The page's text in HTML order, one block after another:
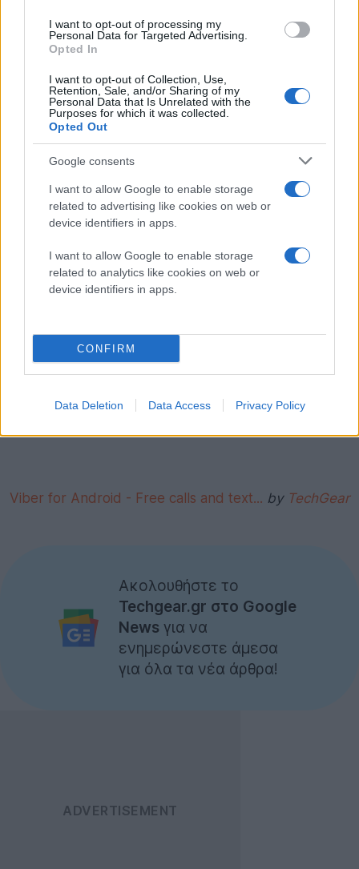
I want to opt-out of processing my
Personal Data for Targeted Advertising.
Opted In
I want to opt-out of Collection, Use,
Retention, Sale, and/or Sharing of my
Personal Data that Is Unrelated with the
Purposes for which it was collected.
Opted Out
Google consents
I want to allow Google to enable storage
related to advertising like cookies on web or
device identifiers in apps.
I want to allow Google to enable storage
related to analytics like cookies on web or
device identifiers in apps.
CONFIRM
Data Deletion Data Access Privacy Policy
τη σειρά τους εγκατεστημένη την εφαρμογή.
Windows Live Messengerκαι Fring, δε χρειάζεται να
κάνετε add τους φίλους σου σε κάποια λίστα
προκειμένου να μπορείτε να τους καλείτε. Αν
γνωρίζετε το κινητό τους τηλέφωνο, μπορείς να τους
καλέσετε απευθείας!
Περισσότερες πληροφορίεςεδώ.
‪Viber for Android - Free calls and text... by TechGear
Ακολουθήστε το
Techgear.gr στο Google
News για να
ενημερώνεστε άμεσα
για όλα τα νέα άρθρα!